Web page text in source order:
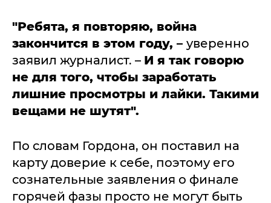
"Ребята, я повторяю, война
закончится в этом году, – уверенно
заявил журналист. – И я так говорю
не для того, чтобы заработать
лишние просмотры и лайки. Такими
вещами не шутят".
По словам Гордона, он поставил на
карту доверие к себе, поэтому его
сознательные заявления о финале
горячей фазы просто не могут быть